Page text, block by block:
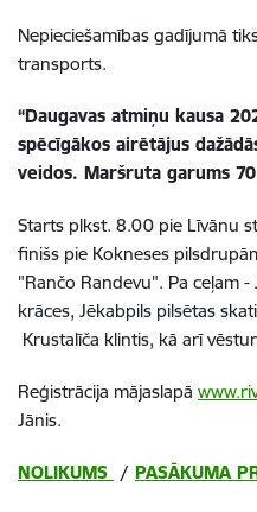
Nepieciešamības gadījumā
transports.
“Daugavas atmiņu kausa
spēcīgākos airētājus
veidos. Maršruta garums
Starts plkst. 8.00 pie Līvānu
finišs pie Kokneses
"Rančo Randevu". Pa ceļam
krāces, Jēkabpils pilsētas
Krustalīča klintis, kā arī
Reģistrācija mājaslapā
Jānis.
NOLIKUMS / PASĀKUMA